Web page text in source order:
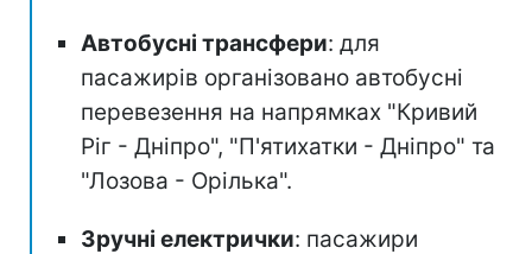
Автобусні трансфери: для
пасажирів організовано автобусні
перевезення на напрямках "Кривий
Ріг - Дніпро", "П'ятихатки - Дніпро" та
"Лозова - Орілька".
Зручні електрички: пасажири